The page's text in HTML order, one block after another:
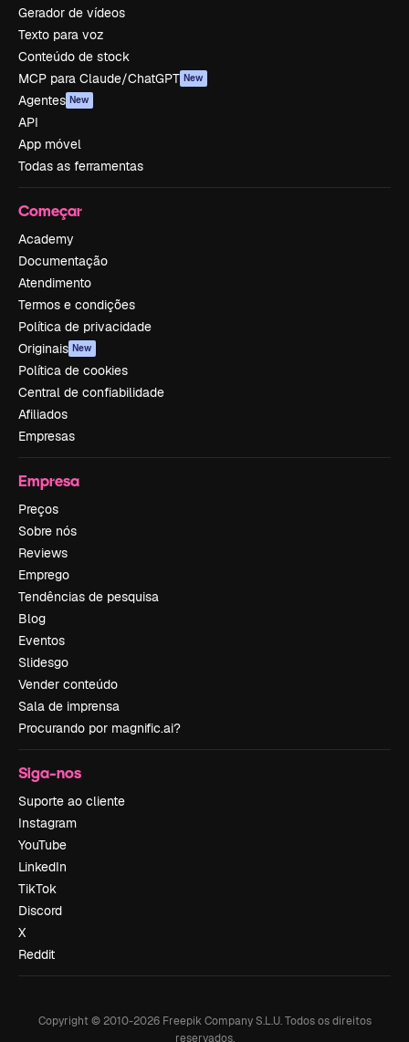
Gerador de vídeos
Texto para voz
Conteúdo de stock
MCP para Claude/ChatGPT New
Agentes New
API
App móvel
Todas as ferramentas
Começar
Academy
Documentação
Atendimento
Termos e condições
Política de privacidade
Originais New
Política de cookies
Central de confiabilidade
Afiliados
Empresas
Empresa
Preços
Sobre nós
Reviews
Emprego
Tendências de pesquisa
Blog
Eventos
Slidesgo
Vender conteúdo
Sala de imprensa
Procurando por magnific.ai?
Siga-nos
Suporte ao cliente
Instagram
YouTube
LinkedIn
TikTok
Discord
X
Reddit
Copyright © 2010-2026Freepik Company S.L.U. Todos os direitos
reservados.